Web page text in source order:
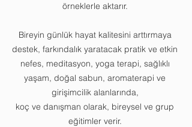
örneklerle aktarır.
Bireyin günlük hayat kalitesini arttırmaya
destek, farkındalık yaratacak pratik ve etkin
nefes, meditasyon, yoga terapi, sağlıklı
yaşam, doğal sabun, aromaterapi ve
girişimcilik alanlarında,
koç ve danışman olarak, bireysel ve grup
eğitimler verir.